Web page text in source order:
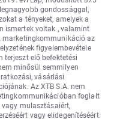
gondossággal,
a tényeket, amelyek a
ismertek voltak , valamint
marketingkommunikáció az
figyelembevétele
terjeszt elő befektetési
minősül semmilyen
vásárlási
Az XTB S.A. nem
foglalt
mulasztásaiért,
vagy elidegenítéséért.